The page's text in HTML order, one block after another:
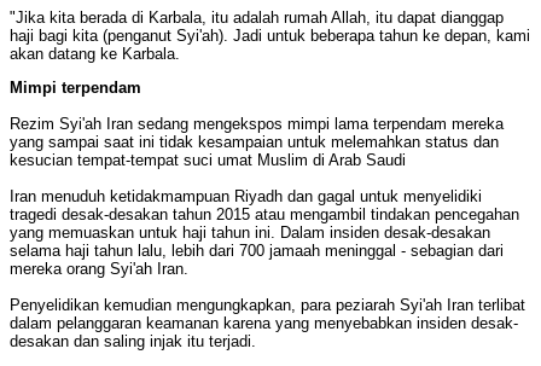
"Jika kita berada di Karbala, itu adalah rumah Allah, itu dapat dianggap
haji bagi kita (penganut Syi'ah). Jadi untuk beberapa tahun ke depan, kami
akan datang ke Karbala.
Mimpi terpendam
Rezim Syi'ah Iran sedang mengekspos mimpi lama terpendam mereka
yang sampai saat ini tidak kesampaian untuk melemahkan status dan
kesucian tempat-tempat suci umat Muslim di Arab Saudi
Iran menuduh ketidakmampuan Riyadh dan gagal untuk menyelidiki
tragedi desak-desakan tahun 2015 atau mengambil tindakan pencegahan
yang memuaskan untuk haji tahun ini. Dalam insiden desak-desakan
selama haji tahun lalu, lebih dari 700 jamaah meninggal - sebagian dari
mereka orang Syi'ah Iran.
Penyelidikan kemudian mengungkapkan, para peziarah Syi'ah Iran terlibat
dalam pelanggaran keamanan karena yang menyebabkan insiden desak-
desakan dan saling injak itu terjadi.